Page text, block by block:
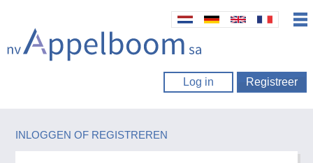
Log in Registreer
INLOGGEN OF REGISTREREN